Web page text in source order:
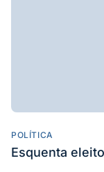
POLÍTICA
Esquenta